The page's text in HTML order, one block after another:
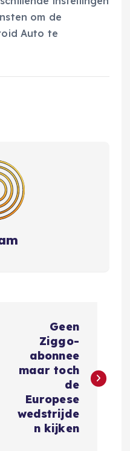
om de
Auto te
Geen
Ziggo-
abonnee
maar toch
de
Europese
wedstrijde
n kijken